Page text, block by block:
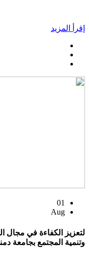
إقرأ المزيد
01
Aug
لتعزيز الكفاءة في مجال
وتنمية المجتمع بجامعة